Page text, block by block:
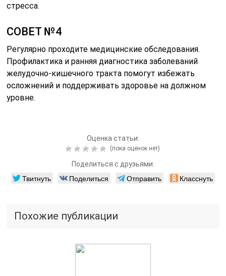
стресса.
СОВЕТ №4
Регулярно проходите медицинские обследования.
Профилактика и ранняя диагностика заболеваний
желудочно-кишечного тракта помогут избежать
осложнений и поддерживать здоровье на должном
уровне.
Оценка статьи:
(пока оценок нет)
Поделиться с друзьями:
Твитнуть Поделиться Отправить Класснуть
Похожие публикации